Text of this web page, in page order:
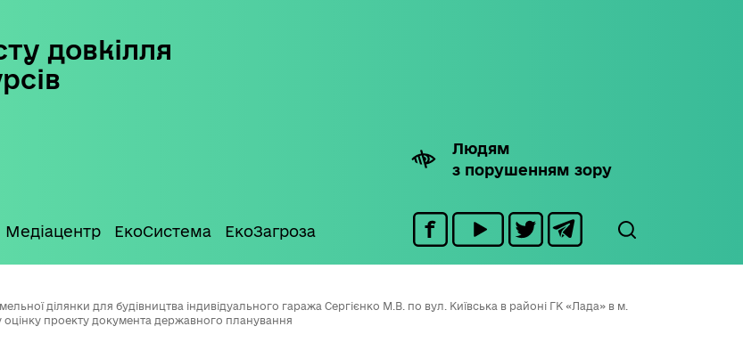
довкілля
Людям
з порушенням зору
Медіацентр ЕкоСистема ЕкоЗагроза
ділянки для будівництва індивідуального гаража Сергієнко М.В. по вул. Київська в районі ГК «Лада» в м.
оцінку проекту документа державного планування